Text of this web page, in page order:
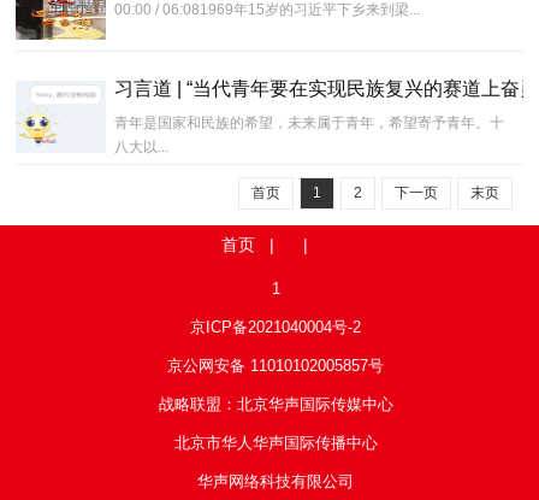
00:00 / 06:081969年15岁的习近平下乡来到梁...
习言道 | “当代青年要在实现民族复兴的赛道上奋
青年是国家和民族的希望，未来属于青年，希望寄予青年。十
八大以...
首页 1 2 下一页 末页
首页 | |
1
京ICP备2021040004号-2
京公网安备 11010102005857号
战略联盟：北京华声国际传媒中心
北京市华人华声国际传播中心
华声网络科技有限公司